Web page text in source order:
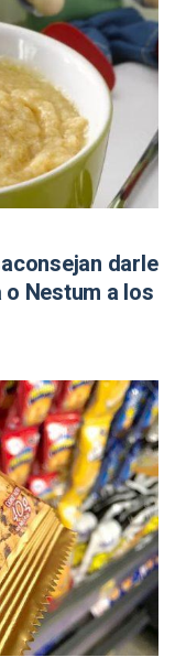
darle
Nestum a los